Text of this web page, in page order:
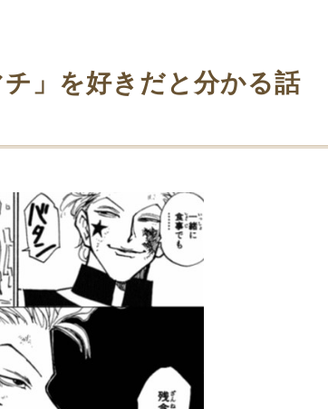
」を好きだと分かる話